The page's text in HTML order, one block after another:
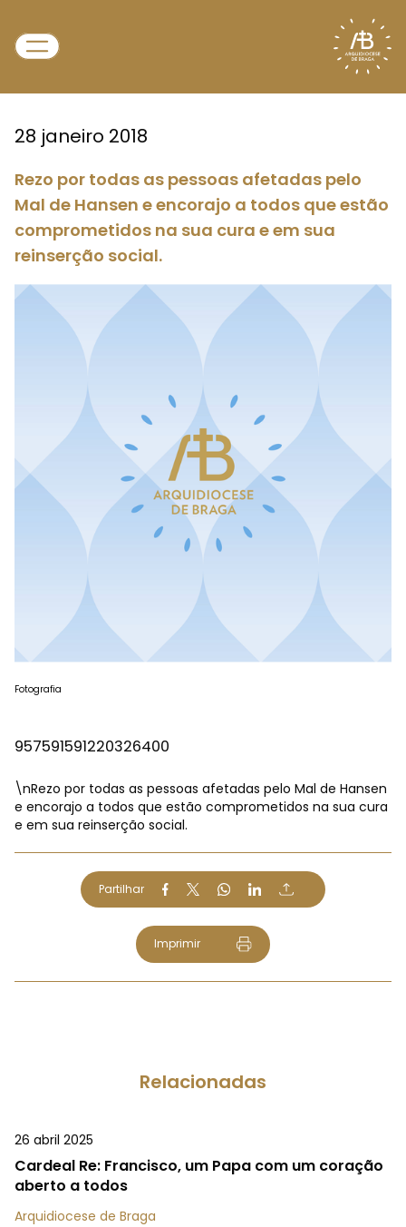
28 janeiro 2018
Rezo por todas as pessoas afetadas pelo
Mal de Hansen e encorajo a todos que estão
comprometidos na sua cura e em sua
reinserção social.
Fotografia
957591591220326400
\nRezo por todas as pessoas afetadas pelo Mal de Hansen
e encorajo a todos que estão comprometidos na sua cura
e em sua reinserção social.
Partilhar
Imprimir
Relacionadas
26 abril 2025
Cardeal Re: Francisco, um Papa com um coração
aberto a todos
Arquidiocese de Braga